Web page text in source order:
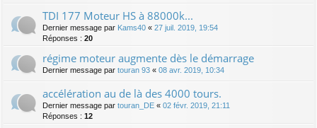
TDI 177 Moteur HS à 88000k...
Dernier message par Kams40 « 27 juil. 2019, 19:54
Réponses : 20
régime moteur augmente dès le démarrage
Dernier message par touran 93 « 08 avr. 2019, 10:34
accélération au de là des 4000 tours.
Dernier message par touran_DE « 02 févr. 2019, 21:11
Réponses : 12